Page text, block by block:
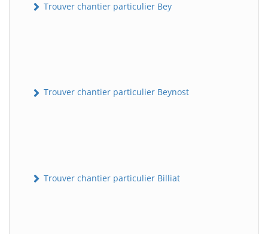
Trouver chantier particulier Bey
Trouver chantier particulier Beynost
Trouver chantier particulier Billiat